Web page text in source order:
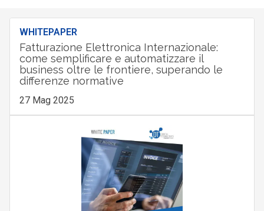
WHITEPAPER
Fatturazione Elettronica Internazionale:
come semplificare e automatizzare il
business oltre le frontiere, superando le
differenze normative
27 Mag 2025